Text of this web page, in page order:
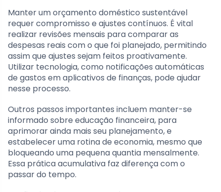
Manter um orçamento doméstico sustentável
requer compromisso e ajustes contínuos. É vital
realizar revisões mensais para comparar as
despesas reais com o que foi planejado, permitindo
assim que ajustes sejam feitos proativamente.
Utilizar tecnologia, como notificações automáticas
de gastos em aplicativos de finanças, pode ajudar
nesse processo.
Outros passos importantes incluem manter-se
informado sobre educação financeira, para
aprimorar ainda mais seu planejamento, e
estabelecer uma rotina de economia, mesmo que
bloqueando uma pequena quantia mensalmente.
Essa prática acumulativa faz diferença com o
passar do tempo.